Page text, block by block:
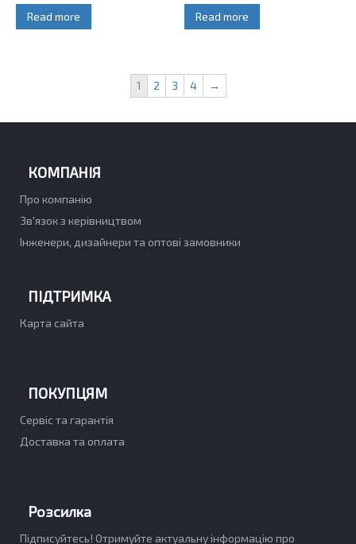
Read more Read more
1 2 3 4 →
КОМПАНІЯ
Про компанію
Зв'язок з керівництвом
Інженери, дизайнери та оптові замовники
ПІДТРИМКА
Карта сайта
ПОКУПЦЯМ
Сервіс та гарантія
Доставка та оплата
Розсилка
Підписуйтесь! Отримуйте актуальну інформацію про